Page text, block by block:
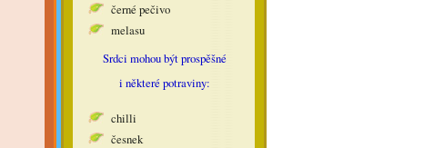
černé pečivo
melasu
Srdci mohou být prospěšné
i některé potraviny:
chilli
česnek